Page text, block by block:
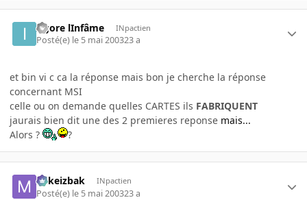
I-gore lInfâme INpactien
Posté(e) le 5 mai 200323 a
et bin vi c ca la réponse mais bon je cherche la réponse
concernant MSI
celle ou on demande quelles CARTES ils FABRIQUENT
jaurais bien dit une des 2 premieres reponse mais...
Alors ?
?
Mikeizbak INpactien
Posté(e) le 5 mai 200323 a